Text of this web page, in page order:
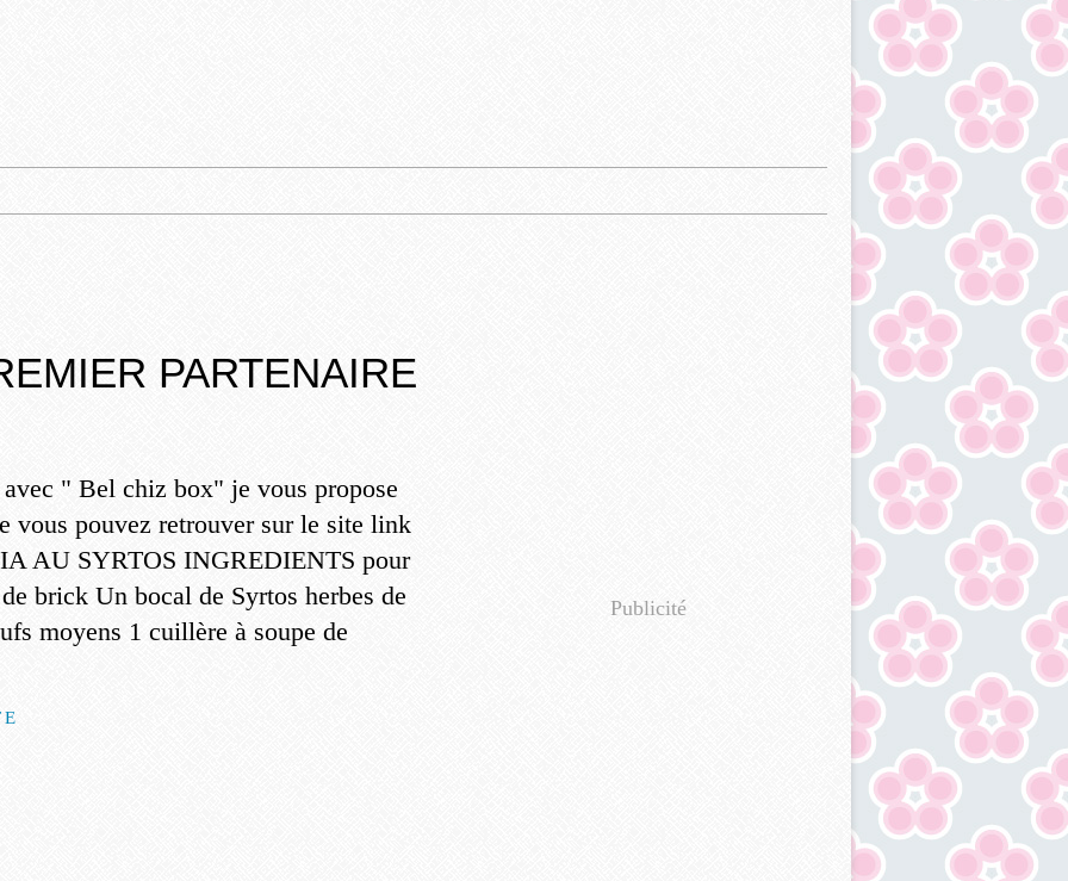
PARTENAIRE
" Bel chiz box" je vous propose
vous pouvez retrouver sur le site link
AU SYRTOS INGREDIENTS pour
brick Un bocal de Syrtos herbes de
moyens 1 cuillère à soupe de
Publicité